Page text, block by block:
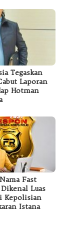
Tegaskan
Laporan
Hotman
Fast
Luas
Kepolisian
Istana